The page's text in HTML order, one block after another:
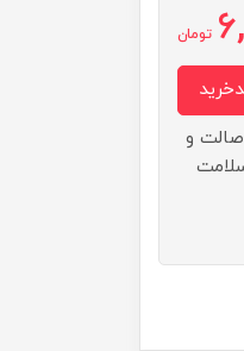
تومان
و
سلامت